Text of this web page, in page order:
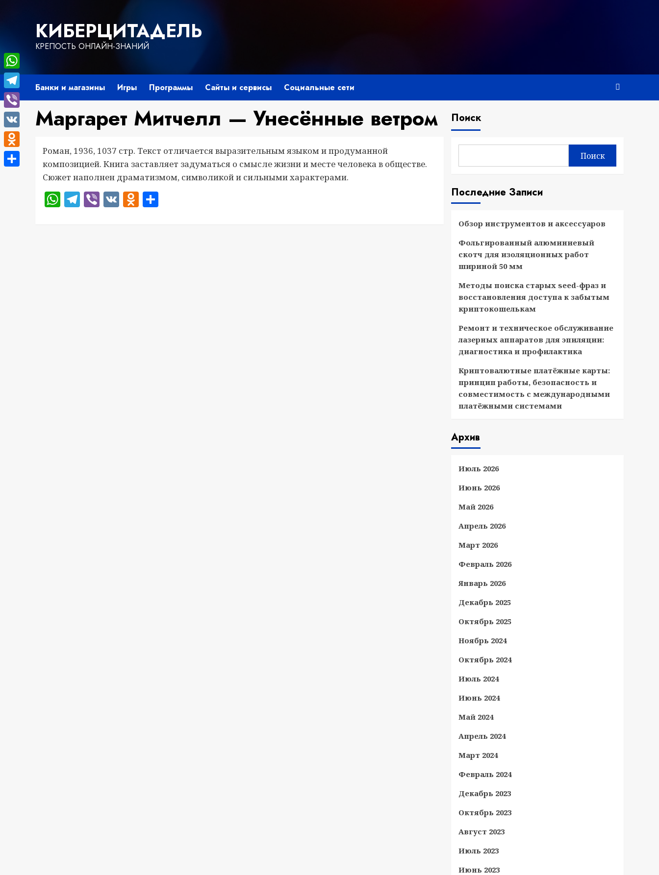
содержимомуКИБЕРЦИТАДЕЛЬ
КРЕПОСТЬ ОНЛАЙН-ЗНАНИЙ
Банки и магазины Игры Программы Сайты и сервисы Социальные сети
Маргарет Митчелл — Унесённые ветром
Роман, 1936, 1037 стр. Текст отличается выразительным языком и продуманной
композицией. Книга заставляет задуматься о смысле жизни и месте человека в обществе.
Сюжет наполнен драматизмом, символикой и сильными характерами.
WhatsApp
Telegram
Viber
VKOdnoklassniki
Поиск
Поиск
Последние Записи
Обзор инструментов и аксессуаров
Фольгированный алюминиевый
скотч для изоляционных работ
шириной 50 мм
Методы поиска старых seed-фраз и
восстановления доступа к забытым
криптокошелькам
Ремонт и техническое обслуживание
лазерных аппаратов для эпиляции:
диагностика и профилактика
Криптовалютные платёжные карты:
принцип работы, безопасность и
совместимость с международными
платёжными системами
Архив
Июль 2026
Июнь 2026
Май 2026
Апрель 2026
Март 2026
Февраль 2026
Январь 2026
Декабрь 2025
Октябрь 2025
Ноябрь 2024
Октябрь 2024
Июль 2024
Июнь 2024
Май 2024
Апрель 2024
Март 2024
Февраль 2024
Декабрь 2023
Октябрь 2023
Август 2023
Июль 2023
Июнь 2023
WhatsApp
Telegram
Viber
VK
Odnoklassniki
Отправить